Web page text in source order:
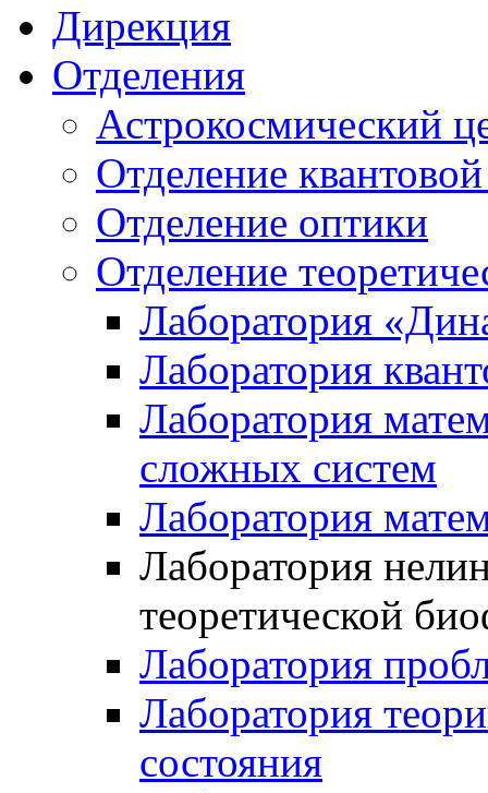
Дирекция
Отделения
Астрокосмический
Отделение
Отделение оптики
Отделение
Лаборатория
Лаборатория
Лаборатория
сложных систем
Лаборатория
Лаборатория
теоретической
Лаборатория
Лаборатория
состояния